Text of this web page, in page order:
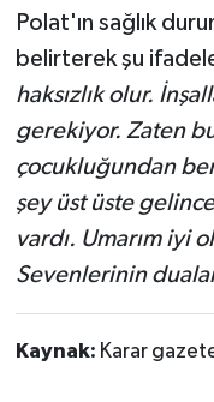
Polat'ın sağlık
belirterek şu
haksızlık olur.
gerekiyor. Zaten
çocukluğundan
şey üst üste
vardı. Umarım iyi
Sevenlerinin
Kaynak: Karar